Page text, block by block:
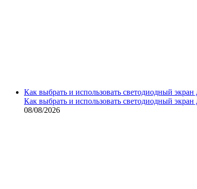
Как выбрать и использовать светодиодный
Как выбрать и использовать светодиодный
08/08/2026